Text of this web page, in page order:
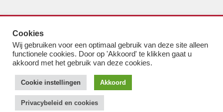
bestel@boekhandelvanpampus.nl
van Eesterenlaan 17
1019 JK Amsterdam
u appt ons 06 1544 8310
u belt ons 020 419 3023
Algemene Voorwaarden
Privacy-beleid & cookies
Cookies
Wij gebruiken voor een optimaal gebruik van deze site alleen
functionele cookies. Door op 'Akkoord' te klikken gaat u
akkoord met het gebruik van deze cookies.
Cookie instellingen Akkoord
Privacybeleid en cookies